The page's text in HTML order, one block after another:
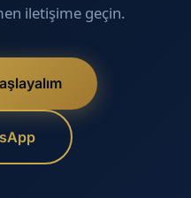
iletişime geçin.